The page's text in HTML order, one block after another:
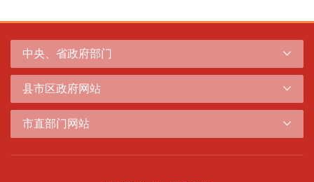
中央、省政府部门
县市区政府网站
市直部门网站